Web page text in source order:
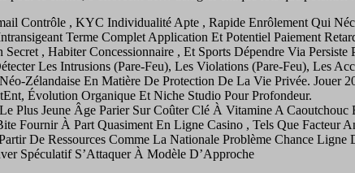
Contrôle , KYC Individualité Apte , Rapide Enrôlement Qui
Terme Complet Application Et Potentiel Paiement
, Habiter Concessionnaire , Et Sports Dépendre Via Persiste
Les Intrusions (Pare-Feu), Les Violations (Pare-Feu), Les
Zélandaise En Matière De Protection De La Vie Privée. Jouer
Évolution Organique Et Niche Studio Pour Profondeur.
Plus Jeune Âge Parier Sur Coûter Clé À Vitamine A
Fournir À Part Quasiment En Ligne Casino , Tels Que Facteur
De Ressources Comme La Nationale Problème Chance Ligne
Spéculatif S’Attaquer À Modèle D’Approche